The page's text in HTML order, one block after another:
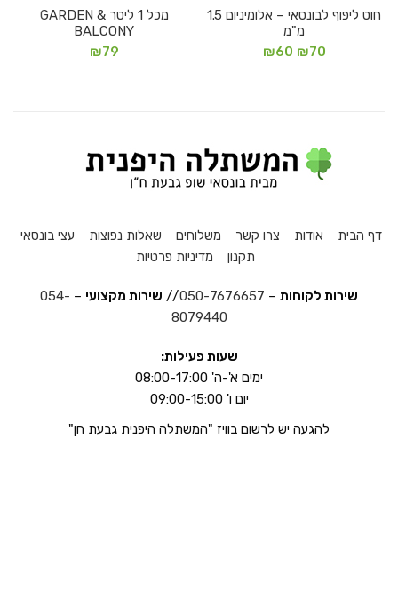
חוט ליפוף לבונסאי – אלומיניום 1.5
מ"מ
₪70
המחיר
₪60
מכל 1 ליטר GARDEN &
BALCONY
₪79
דף הבית אודות צרו קשר משלוחים שאלות נפוצות
עצי בונסאי
תקנון
מדיניות פרטיות
שירות לקוחות –
050-7676657
// שירות מקצועי –
054-
8079440
שעות פעילות:
ימים א'-ה' 08:00-17:00
יום ו' 09:00-15:00
להגעה יש לרשום בוויז "המשתלה היפנית גבעת חן"